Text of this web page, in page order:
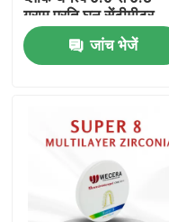
घर
वी.आर. शो
ग्राम प्रति घन सेंटीमीटर
मिलिंग और सीएडी सीएएम
सिस्टम के लिए एकदम सही
जांच भेजें